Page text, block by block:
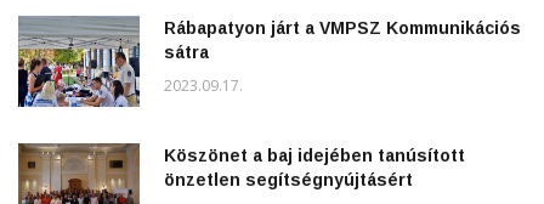
Rábapatyon járt a VMPSZ Kommunikációs
sátra
2023.09.17.
Köszönet a baj idejében tanúsított
önzetlen segítségnyújtásért